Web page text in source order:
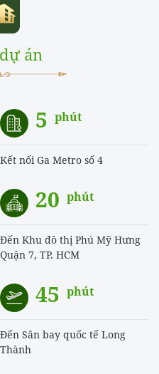
án
5 phút
Kết nối Ga Metro số 4
20 phút
Đến Khu đô thị Phú Mỹ Hưng
Quận 7, TP. HCM
45 phút
Đến Sân bay quốc tế Long
Thành